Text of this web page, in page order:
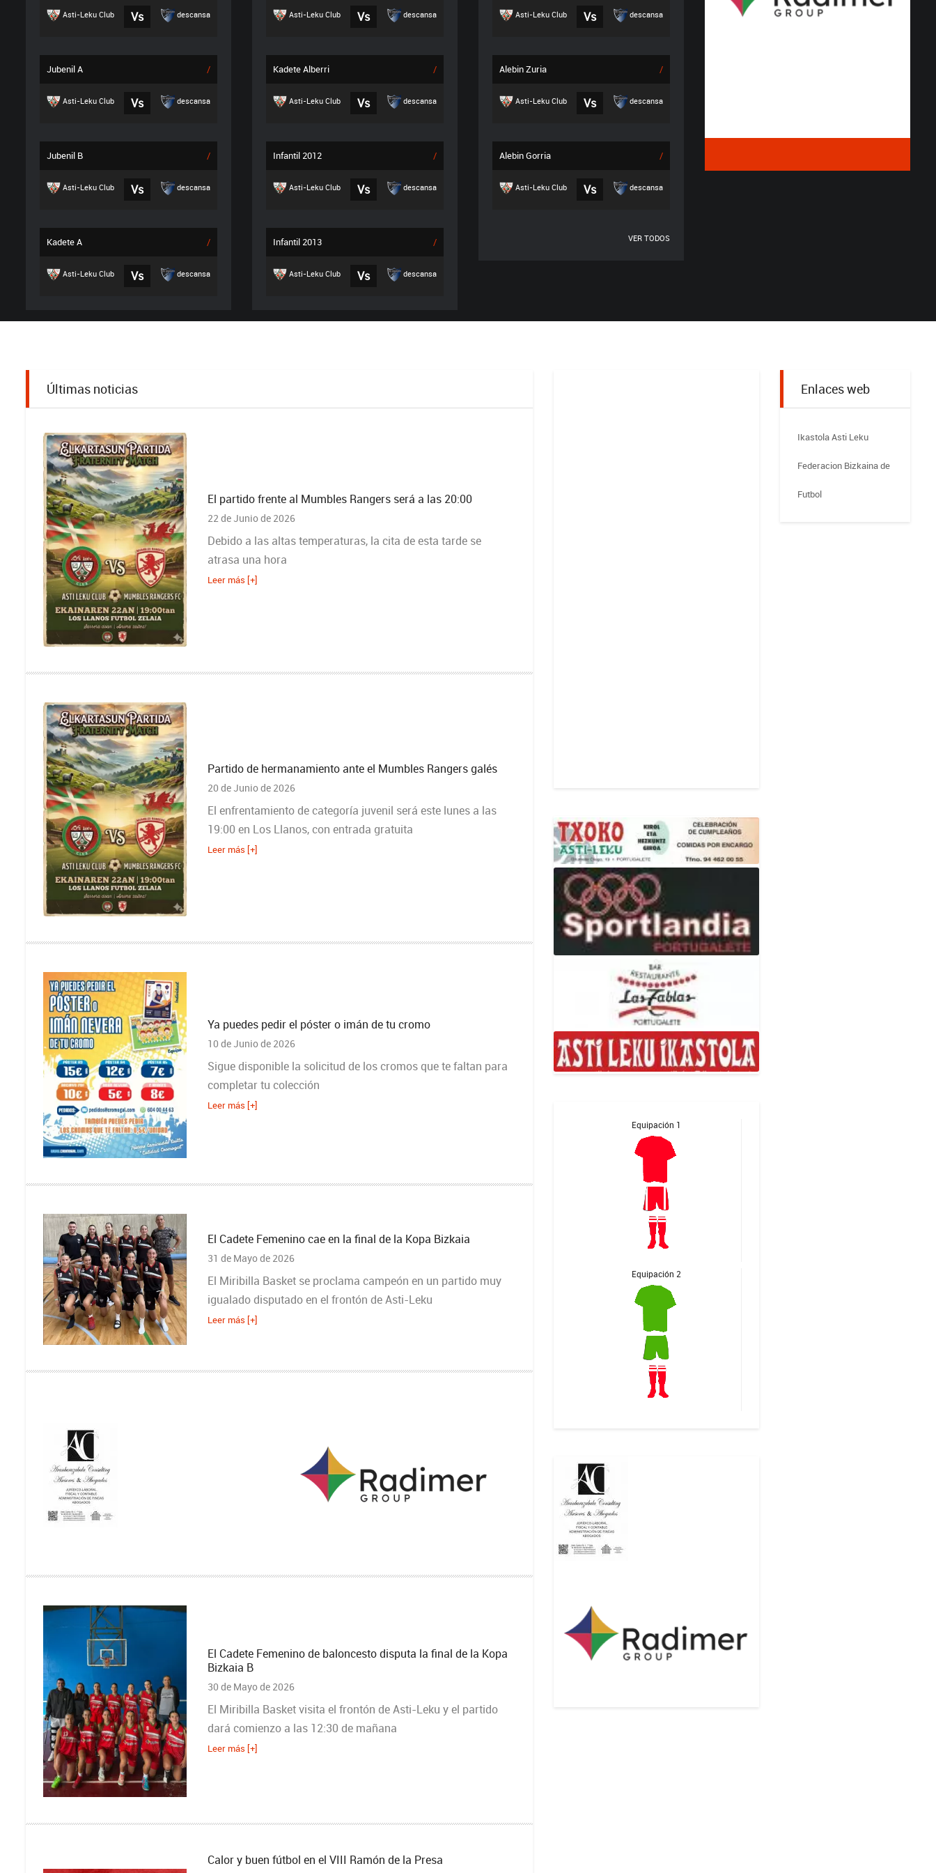
Asti-Leku Club Vs descansa
Jubenil A /
Asti-Leku Club Vs descansa
Jubenil B /
Asti-Leku Club Vs descansa
Kadete A /
Asti-Leku Club Vs descansa
Asti-Leku Club Vs descansa
Kadete Alberri /
Asti-Leku Club Vs descansa
Infantil 2012 /
Asti-Leku Club Vs descansa
Infantil 2013 /
Asti-Leku Club Vs descansa
Asti-Leku Club Vs descansa
Alebin Zuria /
Asti-Leku Club Vs descansa
Alebin Gorria /
Asti-Leku Club Vs descansa
VER TODOS
Últimas noticias
El partido frente al Mumbles Rangers será a las 20:00
22 de Junio de 2026
Debido a las altas temperaturas, la cita de esta tarde se
atrasa una hora
Leer más [+]
Partido de hermanamiento ante el Mumbles Rangers galés
20 de Junio de 2026
El enfrentamiento de categoría juvenil será este lunes a las
19:00 en Los Llanos, con entrada gratuita
Leer más [+]
Ya puedes pedir el póster o imán de tu cromo
10 de Junio de 2026
Sigue disponible la solicitud de los cromos que te faltan para
completar tu colección
Leer más [+]
El Cadete Femenino cae en la final de la Kopa Bizkaia
31 de Mayo de 2026
El Miribilla Basket se proclama campeón en un partido muy
igualado disputado en el frontón de Asti-Leku
Leer más [+]
El Cadete Femenino de baloncesto disputa la final de la Kopa
Bizkaia B
30 de Mayo de 2026
El Miribilla Basket visita el frontón de Asti-Leku y el partido
dará comienzo a las 12:30 de mañana
Leer más [+]
Calor y buen fútbol en el VIII Ramón de la Presa
Equipación 1
Equipación 2
Enlaces web
Ikastola Asti Leku
Federacion Bizkaina de
Futbol